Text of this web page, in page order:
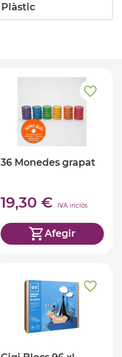
Plàstic
36 Monedes grapat
19,30 € IVA inclòs
Afegir